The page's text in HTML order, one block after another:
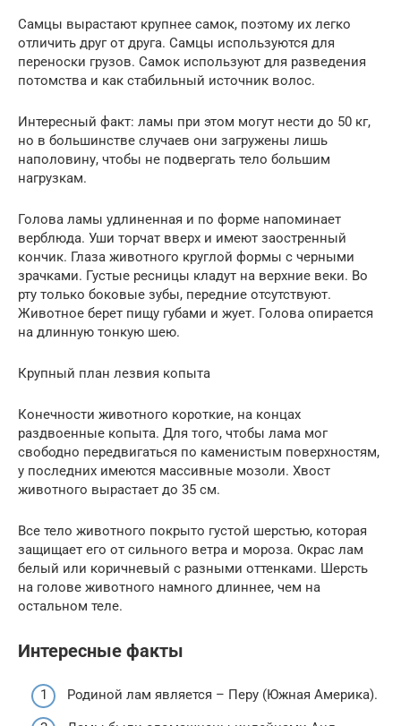
Самцы вырастают крупнее самок, поэтому их легко
отличить друг от друга. Самцы используются для
переноски грузов. Самок используют для разведения
потомства и как стабильный источник волос.
Интересный факт: ламы при этом могут нести до 50 кг,
но в большинстве случаев они загружены лишь
наполовину, чтобы не подвергать тело большим
нагрузкам.
Голова ламы удлиненная и по форме напоминает
верблюда. Уши торчат вверх и имеют заостренный
кончик. Глаза животного круглой формы с черными
зрачками. Густые ресницы кладут на верхние веки. Во
рту только боковые зубы, передние отсутствуют.
Животное берет пищу губами и жует. Голова опирается
на длинную тонкую шею.
Крупный план лезвия копыта
Конечности животного короткие, на концах
раздвоенные копыта. Для того, чтобы лама мог
свободно передвигаться по каменистым поверхностям,
у последних имеются массивные мозоли. Хвост
животного вырастает до 35 см.
Все тело животного покрыто густой шерстью, которая
защищает его от сильного ветра и мороза. Окрас лам
белый или коричневый с разными оттенками. Шерсть
на голове животного намного длиннее, чем на
остальном теле.
Интересные факты
Родиной лам является – Перу (Южная Америка).